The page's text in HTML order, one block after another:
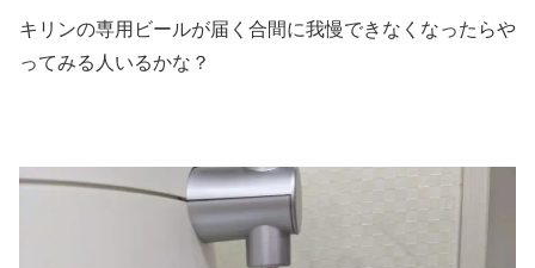
キリンの専用ビールが届く合間に我慢できなくなったらや
ってみる人いるかな？